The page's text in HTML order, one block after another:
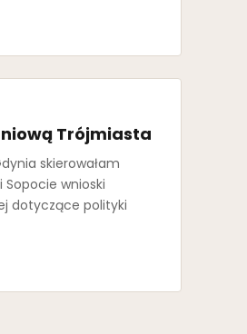
Trójmiasta
skierowałam
Sopocie wnioski
dotyczące polityki